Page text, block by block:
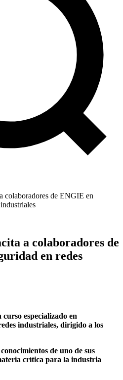
colaboradores de ENGIE en
a colaboradores de
en redes
especializado en
industriales, dirigido a los
de uno de sus
crítica para la industria